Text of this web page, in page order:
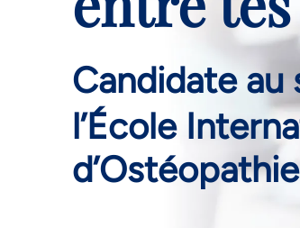
Candidate au
l’École